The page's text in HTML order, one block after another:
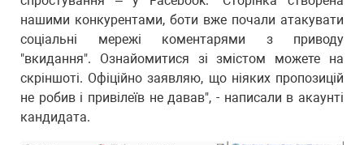
нашими конкурентами, боти вже почали атакувати
соціальні мережі коментарями з приводу
"вкидання". Ознайомитися зі змістом можете на
скріншоті. Офіційно заявляю, що ніяких пропозицій
не робив і привілеїв не давав", - написали в акаунті
кандидата.